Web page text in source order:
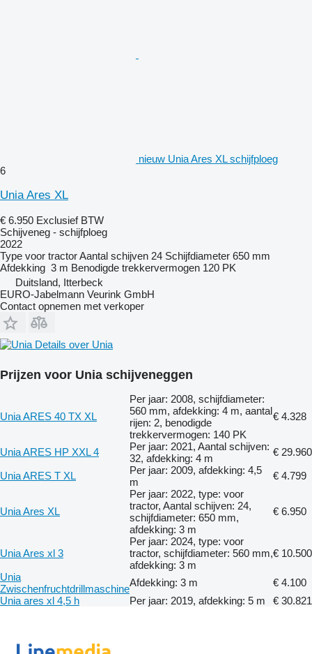
nieuw Unia Ares XL schijfploeg
6
Unia Ares XL
€ 6.950 Exclusief BTW
Schijveneg - schijfploeg
2022
Type voor tractorAantal schijven 24 Schijfdiameter 650 mm
Afdekking 3 m Benodigde trekkervermogen 120 PK
Duitsland, Itterbeck
EURO-Jabelmann Veurink GmbH
Contact opnemen met verkoper
Details over Unia
Prijzen voor Unia schijveneggen
Unia ARES 40 TX XL
Per jaar: 2008, schijfdiameter:
560 mm, afdekking: 4 m, aantal
rijen: 2, benodigde
trekkervermogen: 140 PK
€ 4.328
Unia ARES HP XXL 4
Per jaar: 2021, Aantal schijven:
32, afdekking: 4 m
€ 29.960
Unia ARES T XL
Per jaar: 2009, afdekking: 4,5
m
€ 4.799
Unia Ares XL
Per jaar: 2022, type: voor
tractor, Aantal schijven: 24,
schijfdiameter: 650 mm,
afdekking: 3 m
€ 6.950
Unia Ares xl 3
Per jaar: 2024, type: voor
tractor, schijfdiameter: 560 mm,
afdekking: 3 m
€ 10.500
Unia
Zwischenfruchtdrillmaschine
Afdekking: 3 m
€ 4.100
Unia ares xl 4,5 h
Per jaar: 2019, afdekking: 5 m € 30.821